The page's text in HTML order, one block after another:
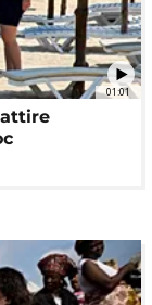
01:01
attire